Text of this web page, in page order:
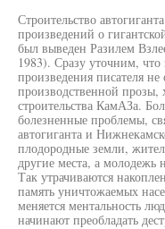
Строительство
произведений о
был выведен Разилем
1983). Сразу уточним,
произведения писателя
производственной прозы,
строительства КамАЗа.
болезненные проблемы,
автогиганта и
плодородные земли,
другие места, а молодежь
Так утрачиваются
память уничтожаемых
меняется ментальность
начинают преобладать